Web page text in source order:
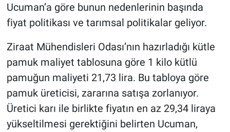
Ucuman’a göre bunun nedenlerinin başında
fiyat politikası ve tarımsal politikalar geliyor.
Ziraat Mühendisleri Odası’nın hazırladığı kütle
pamuk maliyet tablosuna göre 1 kilo kütlü
pamuğun maliyeti 21,73 lira. Bu tabloya göre
pamuk üreticisi, zararına satışa zorlanıyor.
Üretici karı ile birlikte fiyatın en az 29,34 liraya
yükseltilmesi gerektiğini belirten Ucuman,